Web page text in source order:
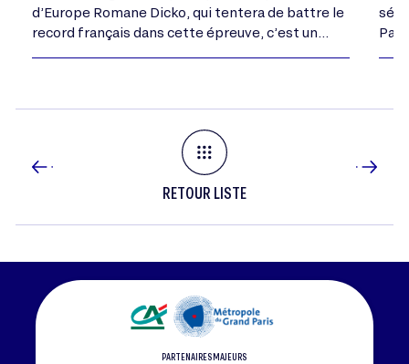
d’Europe Romane Dicko, qui tentera de battre le
record français dans cette épreuve, c’est un
RETOUR LISTE
PARTENAIRES MAJEURS